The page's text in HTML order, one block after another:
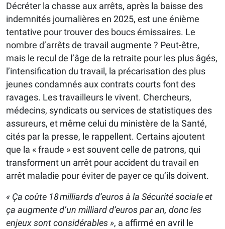
Décréter la chasse aux arrêts, après la baisse des
indemnités journalières en 2025, est une énième
tentative pour trouver des boucs émissaires. Le
nombre d’arrêts de travail augmente ? Peut-être,
mais le recul de l’âge de la retraite pour les plus âgés,
l’intensification du travail, la précarisation des plus
jeunes condamnés aux contrats courts font des
ravages. Les travailleurs le vivent. Chercheurs,
médecins, syndicats ou services de statistiques des
assureurs, et même celui du ministère de la Santé,
cités par la presse, le rappellent. Certains ajoutent
que la « fraude » est souvent celle de patrons, qui
transforment un arrêt pour accident du travail en
arrêt maladie pour éviter de payer ce qu’ils doivent.
« Ça coûte 18 milliards d’euros à la Sécurité sociale et
ça augmente d’un milliard d’euros par an, donc les
enjeux sont considérables », a affirmé en avril le